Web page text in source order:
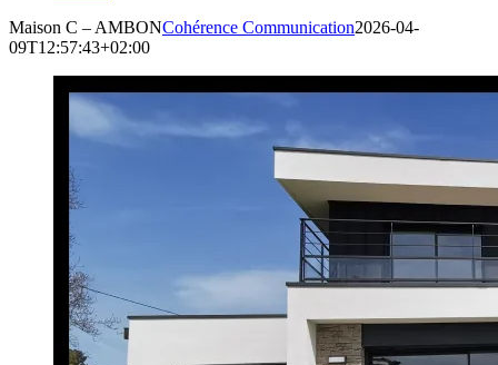
Maison C – AMBONCohérence Communication2026-04-
09T12:57:43+02:00